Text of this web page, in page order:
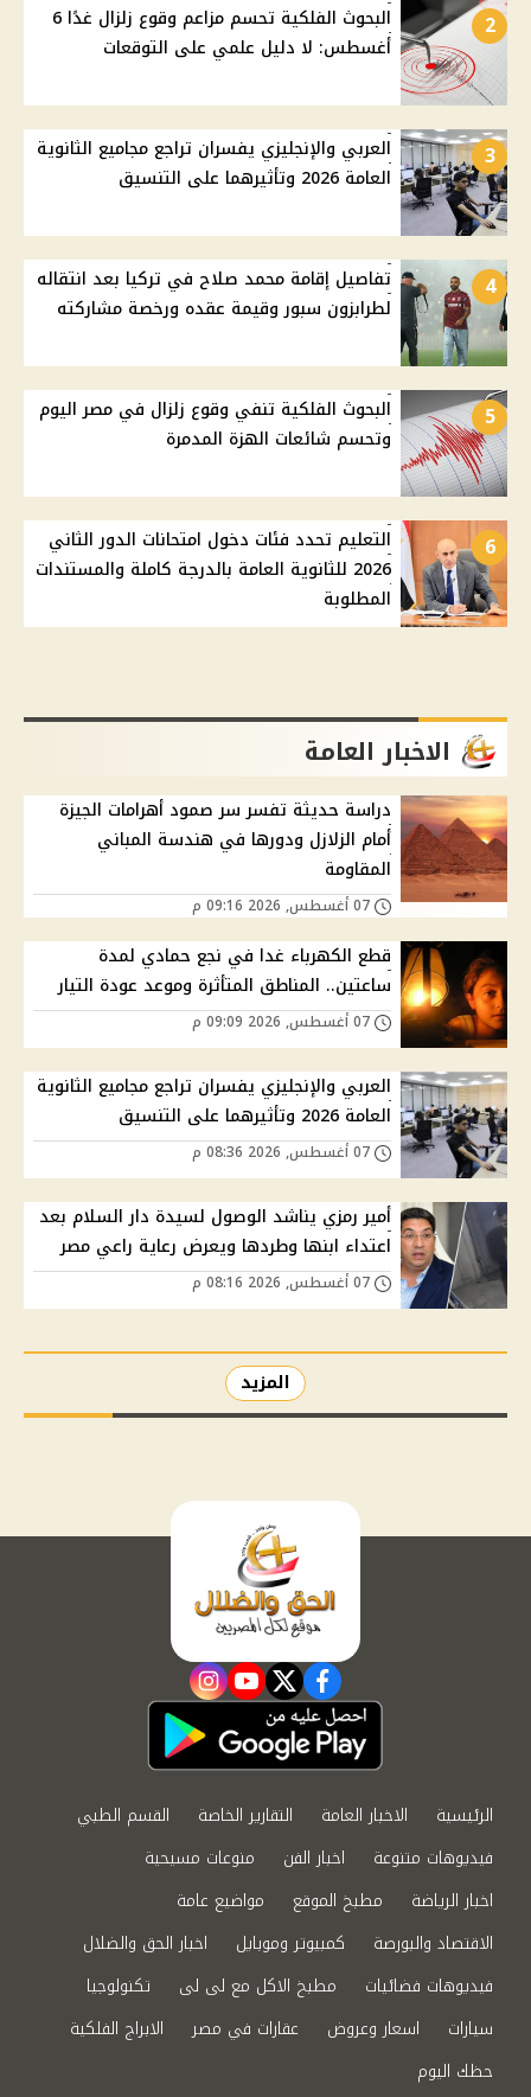
2
البحوث الفلكية تحسم مزاعم وقوع زلزال غدًا 6
أغسطس: لا دليل علمي على التوقعات
3
العربي والإنجليزي يفسران تراجع مجاميع الثانوية
العامة 2026 وتأثيرهما على التنسيق
4
تفاصيل إقامة محمد صلاح في تركيا بعد انتقاله
لطرابزون سبور وقيمة عقده ورخصة مشاركته
5
البحوث الفلكية تنفي وقوع زلزال في مصر اليوم
وتحسم شائعات الهزة المدمرة
6
التعليم تحدد فئات دخول امتحانات الدور الثاني
2026 للثانوية العامة بالدرجة كاملة والمستندات
المطلوبة
الاخبار العامة
دراسة حديثة تفسر سر صمود أهرامات الجيزة
أمام الزلازل ودورها في هندسة المباني
المقاومة
قطع الكهرباء غدا في نجع حمادي لمدة
ساعتين.. المناطق المتأثرة وموعد عودة التيار
العربي والإنجليزي يفسران تراجع مجاميع الثانوية
العامة 2026 وتأثيرهما على التنسيق
أمير رمزي يناشد الوصول لسيدة دار السلام بعد
اعتداء ابنها وطردها ويعرض رعاية راعي مصر
المزيد
facebook
twitter
youtube
instagram
الرئيسية الاخبار العامة التقارير الخاصة
القسم الطبي
فيديوهات متنوعة
اخبار الفن
منوعات مسيحية
اخبار الرياضة
مطبخ الموقع
مواضيع عامة
الاقتصاد والبورصة
كمبيوتر وموبايل
اخبار الحق والضلال
فيديوهات فضائيات
مطبخ الاكل مع لى لى
تكنولوجيا
سيارات
اسعار وعروض عقارات في مصر
الابراج الفلكية
حظك اليوم